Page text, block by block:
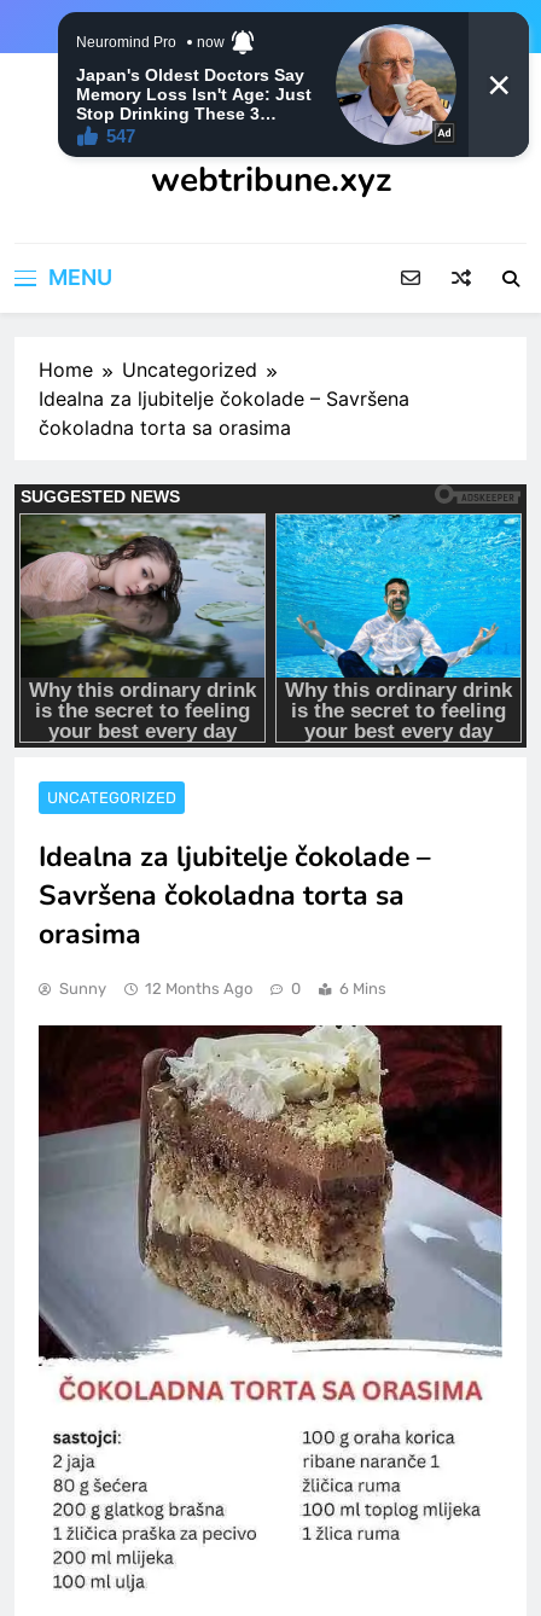
webtribune.xyz
MENU
Home
Uncategorized
Idealna za ljubitelje čokolade – Savršena
čokoladna torta sa orasima
UNCATEGORIZED
Idealna za ljubitelje čokolade –
Savršena čokoladna torta sa
orasima
Sunny 12 Months Ago 0 6 Mins